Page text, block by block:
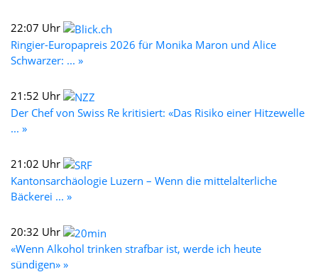
22:07 Uhr
Ringier-Europapreis 2026 für Monika Maron und Alice
Schwarzer: ... »
21:52 Uhr
Der Chef von Swiss Re kritisiert: «Das Risiko einer Hitzewelle
... »
21:02 Uhr
Kantonsarchäologie Luzern – Wenn die mittelalterliche
Bäckerei ... »
20:32 Uhr
«Wenn Alkohol trinken strafbar ist, werde ich heute
sündigen» »